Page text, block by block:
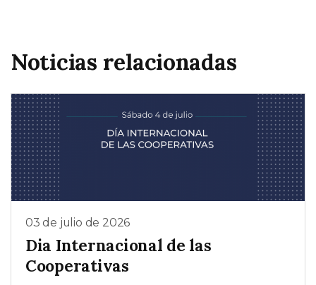
Noticias relacionadas
03 de julio de 2026
Dia Internacional de las
Cooperativas